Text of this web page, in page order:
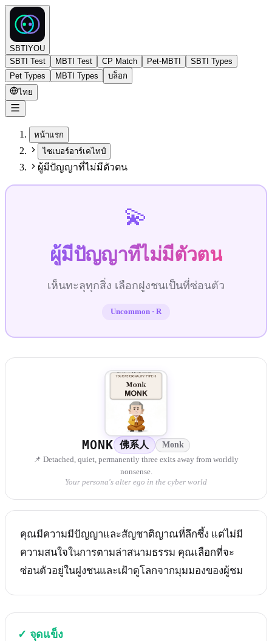
SBTIYOU
SBTI Test
MBTI Test CP Match Pet-MBTI
SBTI Types
Pet Types
MBTI Types
บล็อก
ไทย
หน้าแรก
ไซเบอร์อาร์เคไทป์
ผู้มีปัญญาที่ไม่มีตัวตน
💫
ผู้มีปัญญาที่ไม่มีตัวตน
เห็นทะลุทุกสิ่ง เลือกฝูงชนเป็นที่ซ่อนตัว
Uncommon · R
MONK 佛系人 Monk
📌 Detached, quiet, permanently three exits away from worldly
nonsense.
Your persona's alter ego in the cyber world
คุณมีความมีปัญญาและสัญชาติญาณที่ลึกซึ้ง แต่ไม่มี
ความสนใจในการตามล่าสนามธรรม คุณเลือกที่จะ
ซ่อนตัวอยู่ในฝูงชนและเฝ้าดูโลกจากมุมมองของผู้ชม
✓ จุดแข็ง